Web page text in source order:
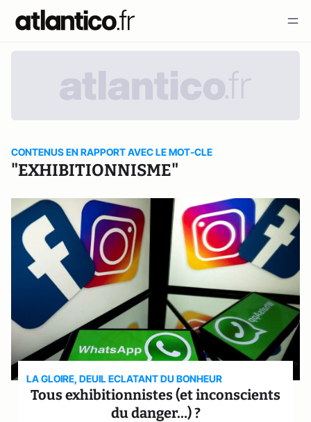
CONTENUS EN RAPPORT AVEC LE MOT-CLE
"EXHIBITIONNISME"
LA GLOIRE, DEUIL ECLATANT DU BONHEUR
Tous exhibitionnistes (et inconscients
du danger…) ?